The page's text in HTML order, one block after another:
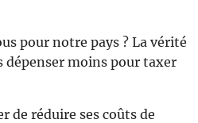
pour notre pays ? La vérité
dépenser moins pour taxer
de réduire ses coûts de